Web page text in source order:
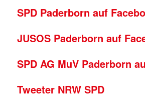
SPD Paderborn auf
JUSOS Paderborn auf
SPD AG MuV Paderborn
Tweeter NRW SPD